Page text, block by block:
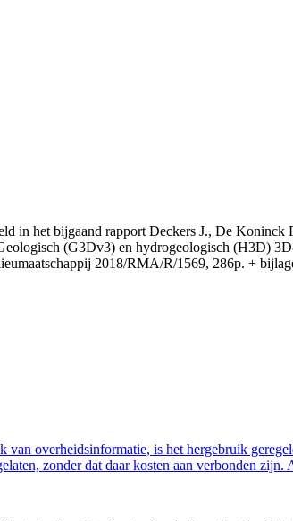
in het bijgaand rapport Deckers J., De
(G3Dv3) en hydrogeologisch (H3D)
2018/RMA/R/1569, 286p. +
van overheidsinformatie, is het hergebruik
zonder dat daar kosten aan verbonden